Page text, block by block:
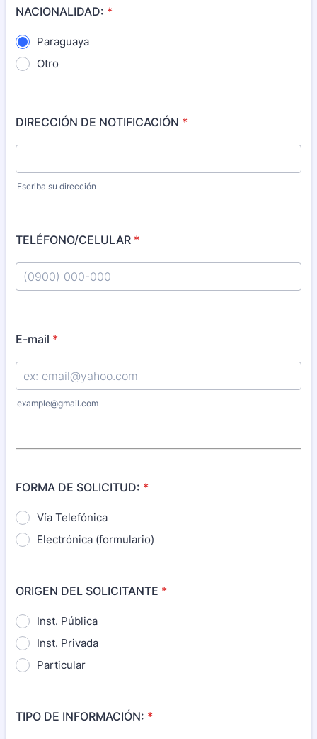
NACIONALIDAD: *
Paraguaya
Otro
DIRECCIÓN DE NOTIFICACIÓN *
Escriba su dirección
TELÉFONO/CELULAR *
E-mail *
example@gmail.com
FORMA DE SOLICITUD: *
Vía Telefónica
Electrónica (formulario)
ORIGEN DEL SOLICITANTE *
Inst. Pública
Inst. Privada
Particular
TIPO DE INFORMACIÓN: *